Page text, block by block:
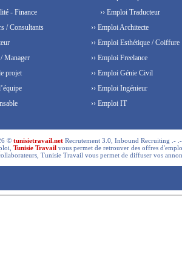
- Finance
/ Consultants
Manager
projet
›› Emploi Traducteur
›› Emploi Architecte
›› Emploi Esthétique / Coiffure
›› Emploi Freelance
›› Emploi Génie Civil
›› Emploi Ingénieur
›› Emploi IT
©tunisietravail.net Recrutement 3.0, Inbound Recruiting .-
Tunisie Travail vous permet de retrouver des offres
Tunisie Travail vous permet de diffuser vos